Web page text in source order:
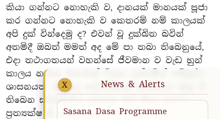
කියා ගන්නට නොහැකි ව, දානයක් මානයක් පූජා
කර ගන්නට නොහැකි ව කෙතරම් නම් කාලයක්
අපි දුක් වින්දෙමු ද? එවන් වූ දුක්ඛිත බවින්
අතමිදී ඔබත් මමත් අද මේ පා තබා තිබෙනුයේ,
එදා තථාගතයන් වහන්සේ ජීවමාන ව වැඩ හුන්
කාලය නැවත වතාවක් විදහා දක්වමින් සම්බුද්ධ
ශාසනයත්, නිර්මල සද්ධර්මයත් ලෝකයට මතු වී
තිබෙන ස්වර්ණමය යුගයක බව මනා කොට
ප්‍රත්‍යක්ෂ වී හමාර ය.
X News & Alerts
Sasana Dasa Programme